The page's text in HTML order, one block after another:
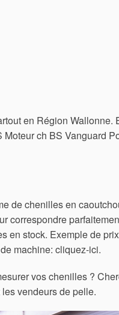
en Région
Moteur ch BS Vanguard
de chenilles en
correspondre
en stock. Exemple de
machine: cliquez-ici.
vos chenilles ?
vendeurs de pelle.